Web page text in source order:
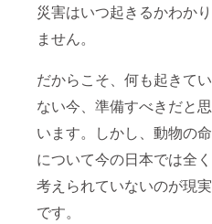
災害はいつ起きるかわかり
ません。
だからこそ、何も起きてい
ない今、準備すべきだと思
います。しかし、動物の命
について今の日本では全く
考えられていないのが現実
です。